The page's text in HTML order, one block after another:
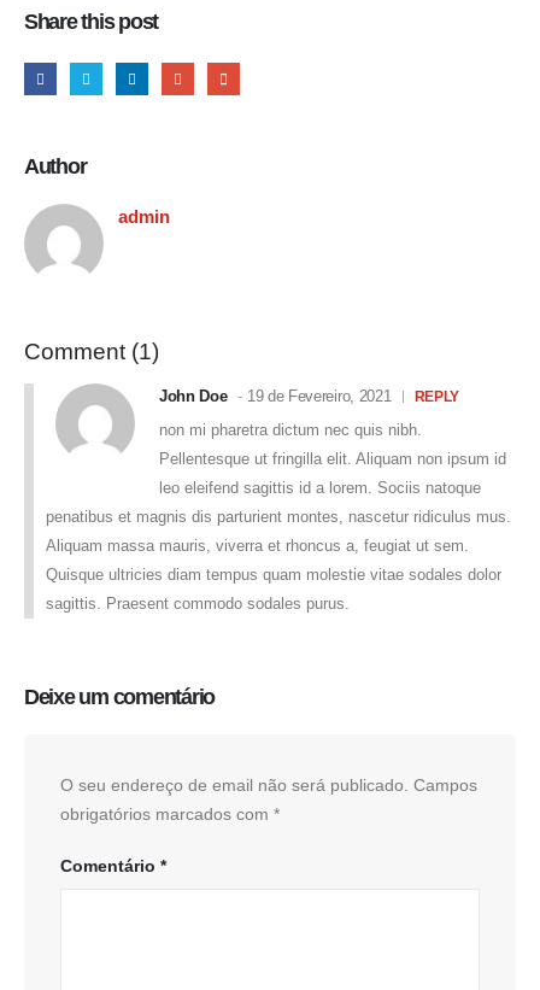
Share this post
Author
admin
Comment (1)
John Doe 19 de Fevereiro, 2021 REPLY
non mi pharetra dictum nec quis nibh.
Pellentesque ut fringilla elit. Aliquam non ipsum id
leo eleifend sagittis id a lorem. Sociis natoque
penatibus et magnis dis parturient montes, nascetur ridiculus mus.
Aliquam massa mauris, viverra et rhoncus a, feugiat ut sem.
Quisque ultricies diam tempus quam molestie vitae sodales dolor
sagittis. Praesent commodo sodales purus.
Deixe um comentário
O seu endereço de email não será publicado. Campos
obrigatórios marcados com *
Comentário *